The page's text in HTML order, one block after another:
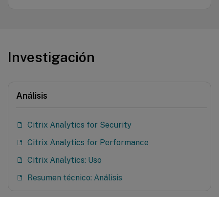
Investigación
Análisis
Citrix Analytics for Security
Citrix Analytics for Performance
Citrix Analytics: Uso
Resumen técnico: Análisis